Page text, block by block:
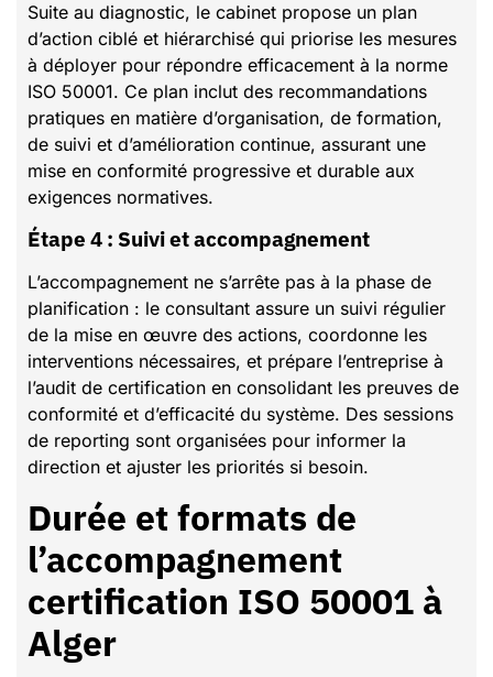
Suite au diagnostic, le cabinet propose un plan
d’action ciblé et hiérarchisé qui priorise les mesures
à déployer pour répondre efficacement à la norme
ISO 50001. Ce plan inclut des recommandations
pratiques en matière d’organisation, de formation,
de suivi et d’amélioration continue, assurant une
mise en conformité progressive et durable aux
exigences normatives.
Étape 4 : Suivi et accompagnement
L’accompagnement ne s’arrête pas à la phase de
planification : le consultant assure un suivi régulier
de la mise en œuvre des actions, coordonne les
interventions nécessaires, et prépare l’entreprise à
l’audit de certification en consolidant les preuves de
conformité et d’efficacité du système. Des sessions
de reporting sont organisées pour informer la
direction et ajuster les priorités si besoin.
Durée et formats de
l’accompagnement
certification ISO 50001 à
Alger